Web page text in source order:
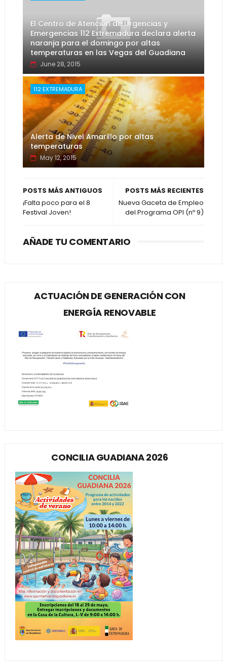
El Centro de Atención de Urgencias y
Emergencias 112 Extremadura declara alerta
naranja para el domingo por altas
temperaturas en las Vegas del Guadiana
June 28, 2015
112 EXTREMADURA
Alerta de Nivel Amarillo por altas
temperaturas
May 12, 2015
POSTS MÁS RECIENTES
Nueva Gaceta de Empleo
del Programa OPI (nº 9)
POSTS MÁS ANTIGUOS
¡Falta poco para el 8
Festival Joven!
AÑADE TU COMENTARIO
ACTUACIÓN DE GENERACIÓN CON
ENERGÍA RENOVABLE
CONCILIA GUADIANA 2026